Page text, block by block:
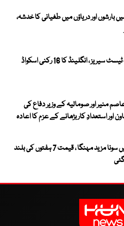
میں بارشوں اور دریاؤں میں طغیانی کا خدشہ،
پاکستان کیخلاف ٹیسٹ سیریز ، انگلینڈ کا 16 رکنی اسکواڈ
منیر اور صومالیہ کے وزیر دفاع کی
اور استعدادِ کار بڑھانے کے عزم کا اعادہ
عالمی مارکیٹ میں سونا مزید مہنگا ، قیمت 7 ہفتوں کی بلند